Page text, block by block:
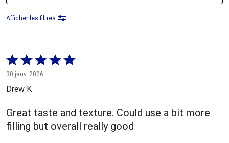
Afficher les filtres
Coté
5 sur
5
30 janv. 2026
Drew K
Great taste and texture. Could use a bit more
filling but overall really good